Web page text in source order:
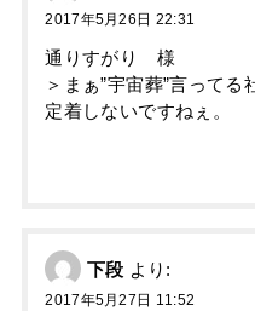
2017年5月26日 22:31
通りすがり 様
＞まぁ”宇宙葬”言って
定着しないですねぇ。
下段 より:
2017年5月27日 11:52